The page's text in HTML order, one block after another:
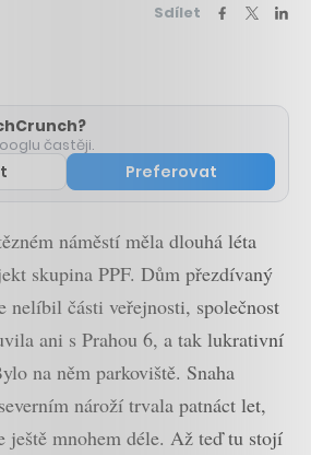
Sdílet
častěji.
Preferovat
náměstí měla dlouhá léta
skupina PPF. Dům přezdívaný
nelíbil části veřejnosti, společnost
ani s Prahou 6, a tak lukrativní
na něm parkoviště. Snaha
nároží trvala patnáct let,
ještě mnohem déle. Až teď tu stojí